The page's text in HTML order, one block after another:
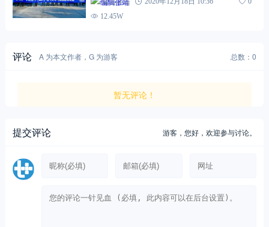
12.45W
评论 A 为本文作者，G 为游客 总数：0
暂无评论！
提交评论 游客，您好，欢迎参与讨论。